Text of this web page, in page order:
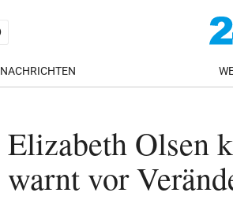
NACHRICHTEN
Elizabeth Olsen
warnt vor